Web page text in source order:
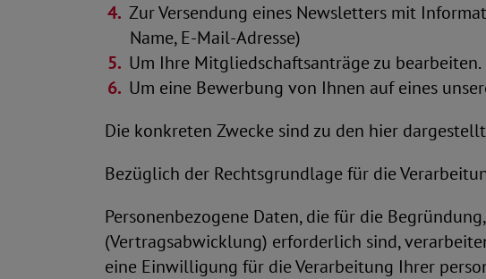
Zur Versendung eines Newsletters mit
Name, E-Mail-Adresse)
Um Ihre Mitgliedschaftsanträge zu bearbeiten.
Um eine Bewerbung von Ihnen auf eines
Die konkreten Zwecke sind zu den hier
Bezüglich der Rechtsgrundlage für die
Personenbezogene Daten, die für die
(Vertragsabwicklung) erforderlich sind,
eine Einwilligung für die Verarbeitung Ihrer